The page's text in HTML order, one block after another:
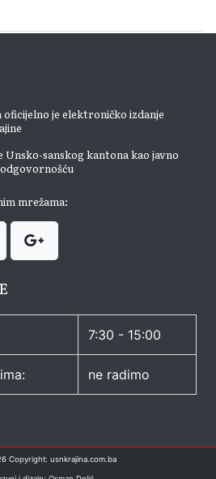
je elektroničko izdanje
Unsko-sanskog kantona kao javno
mrežama:
7:30 - 15:00
ne radimo
Copyright: usnkrajina.com.ba